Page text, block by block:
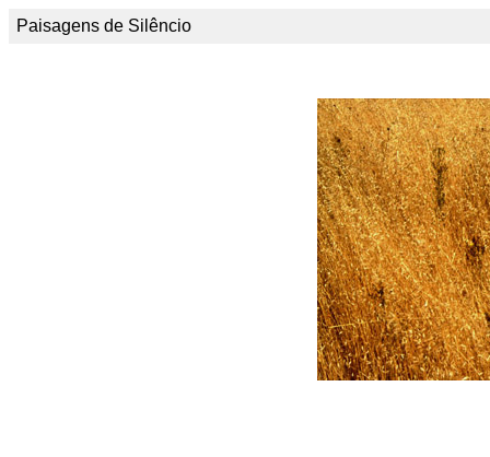
Paisagens de Silêncio